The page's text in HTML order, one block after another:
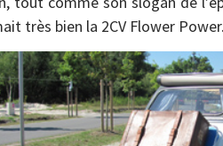
très bien la 2CV Flower